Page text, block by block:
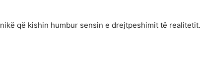
që kishin humbur sensin e drejtpeshimit të realitetit.